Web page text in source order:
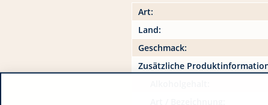
Art:
Land:
Geschmack:
Zusätzliche